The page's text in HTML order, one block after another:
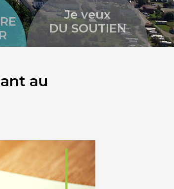
Je veux
DU SOUTIEN
au